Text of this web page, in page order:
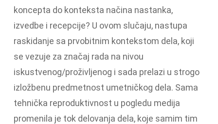
koncepta do konteksta načina nastanka,
izvedbe i recepcije? U ovom slučaju, nastupa
raskidanje sa prvobitnim kontekstom dela, koji
se vezuje za značaj rada na nivou
iskustvenog/proživljenog i sada prelazi u strogo
izložbenu predmetnost umetničkog dela. Sama
tehnička reproduktivnost u pogledu medija
promenila je tok delovanja dela, koje samim tim